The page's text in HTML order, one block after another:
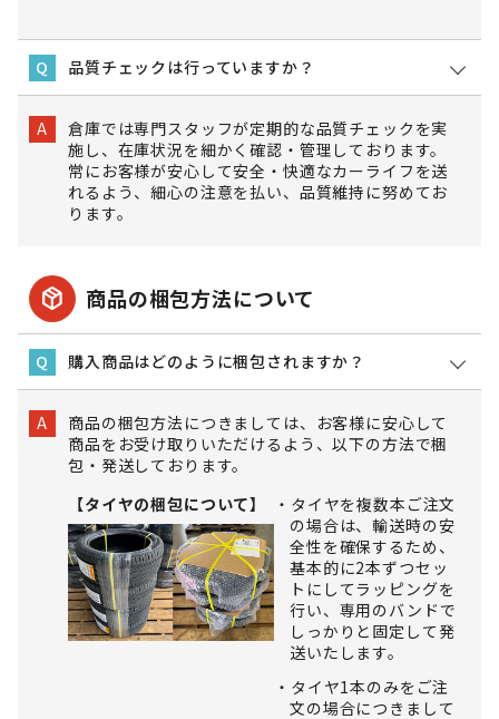
Q 品質チェックは行っていますか？
A
倉庫では専門スタッフが定期的な品質チェックを実
施し、在庫状況を細かく確認・管理しております。
常にお客様が安心して安全・快適なカーライフを送
れるよう、細心の注意を払い、品質維持に努めてお
ります。
package_2 商品の梱包方法について
Q 購入商品はどのように梱包されますか？
A
商品の梱包方法につきましては、お客様に安心して
商品をお受け取りいただけるよう、以下の方法で梱
包・発送しております。
【タイヤの梱包について】
タイヤを複数本ご注文
の場合は、輸送時の安
全性を確保するため、
基本的に2本ずつセッ
トにしてラッピングを
行い、専用のバンドで
しっかりと固定して発
送いたします。
タイヤ1本のみをご注
文の場合につきまして